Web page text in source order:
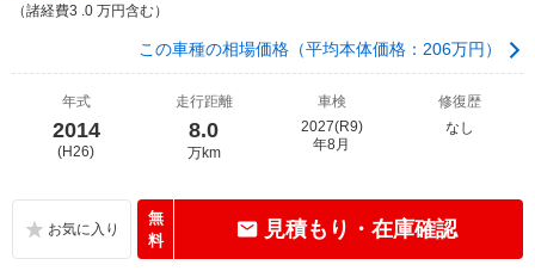
（諸経費3 .0 万円含む）
この車種の相場価格（平均本体価格：206万円）
年式
2014
(H26)
走行距離
8.0
万km
車検
2027(R9)
年8月
修復歴
なし
無
料
見積もり・在庫確認